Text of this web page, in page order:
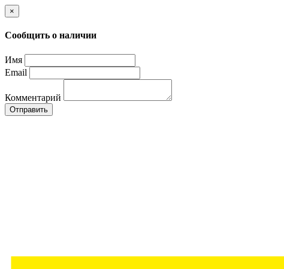
×
Сообщить о наличии
Имя
Email
Комментарий
Отправить